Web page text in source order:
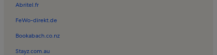
Abritel.fr
FeWo-direkt.de
Bookabach.co.nz
Stayz.com.au